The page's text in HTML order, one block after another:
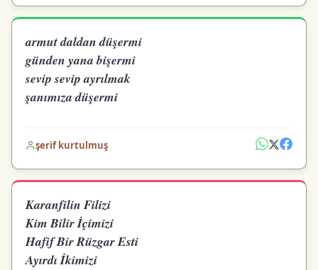
armut daldan düşermi
günden yana bişermi
sevip sevip ayrılmak
şanımıza düşermi
şerif kurtulmuş
Karanfilin Filizi
Kim Bilir İçimizi
Hafif Bir Rüzgar Esti
Ayırdı İkimizi